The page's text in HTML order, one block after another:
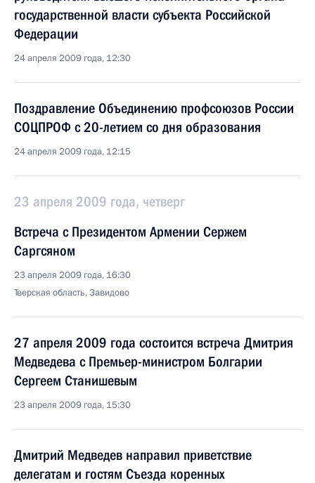
государственной власти субъекта Российской
Федерации
24 апреля 2009 года, 12:30
Поздравление Объединению профсоюзов России
СОЦПРОФ с 20-летием со дня образования
24 апреля 2009 года, 12:15
23 апреля 2009 года, четверг
Встреча с Президентом Армении Сержем
Саргсяном
23 апреля 2009 года, 16:30
Тверская область, Завидово
27 апреля 2009 года состоится встреча Дмитрия
Медведева с Премьер-министром Болгарии
Сергеем Станишевым
23 апреля 2009 года, 15:30
Дмитрий Медведев направил приветствие
делегатам и гостям Съезда коренных